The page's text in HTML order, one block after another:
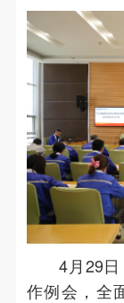
4月29
作例会，全